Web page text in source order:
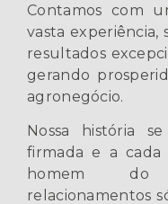
Contamos com
vasta experiência,
resultados
gerando
agronegócio.
Nossa história
firmada e a cada
homem do
relacionamentos